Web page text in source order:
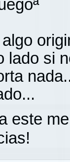
lado si
este